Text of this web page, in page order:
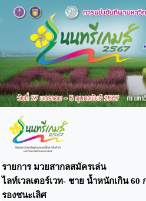
รายการ มวยสากลสมัครเล่น
ไลท์เวลเตอร์เวท- ชาย น้ำหนักเกิน 60
รองชนะเลิศ